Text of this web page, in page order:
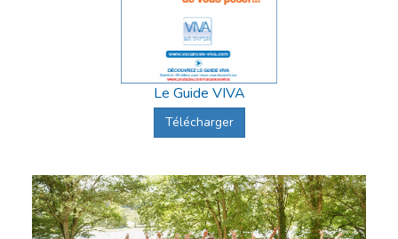
Le Guide VIVA
Télécharger